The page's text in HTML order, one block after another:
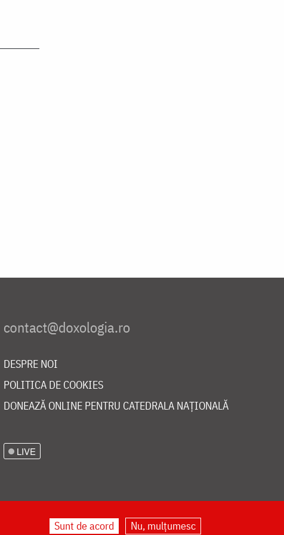
DESPRE NOI
POLITICA DE COOKIES
DONEAZĂ ONLINE PENTRU CATEDRALA NAȚIONALĂ
LIVE
Sunt de acord Nu, mulțumesc